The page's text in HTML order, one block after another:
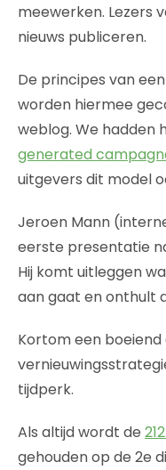
meewerken. Lezers
nieuws publiceren.
De principes van
worden hiermee
weblog. We hadden
generated
uitgevers dit model
Jeroen Mann
eerste presentatie
Hij komt uitleggen
aan gaat en onthult
Kortom een
tijdperk.
Als altijd wordt de
gehouden op de 2e